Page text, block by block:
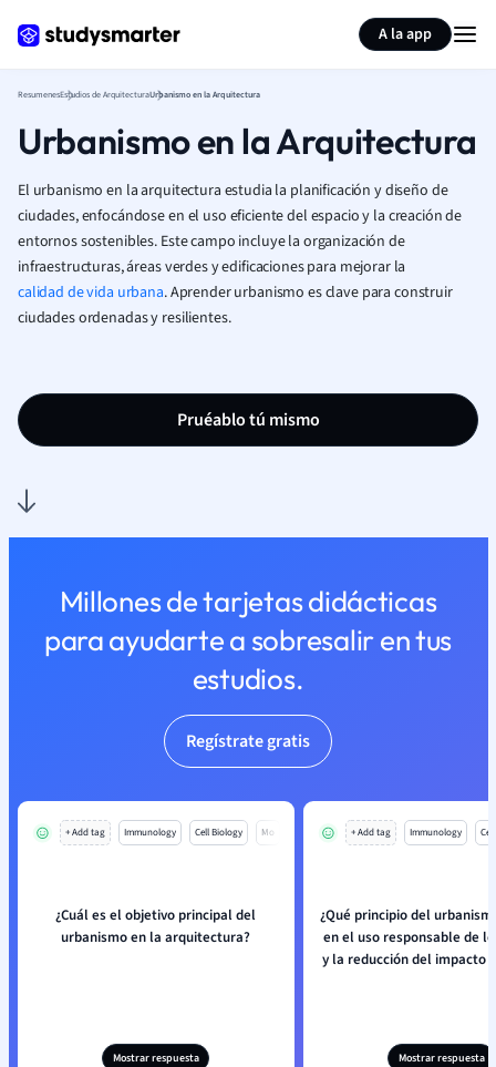
A la app
ResumenesEstudios de ArquitecturaUrbanismo en la Arquitectura
Urbanismo en la Arquitectura
El urbanismo en la arquitectura estudia la planificación y diseño de
ciudades, enfocándose en el uso eficiente del espacio y la creación de
entornos sostenibles. Este campo incluye la organización de
infraestructuras, áreas verdes y edificaciones para mejorar la
calidad de vida urbana. Aprender urbanismo es clave para construir
ciudades ordenadas y resilientes.
Pruéablo tú mismo
Millones de tarjetas didácticas
para ayudarte a sobresalir en tus
estudios.
Regístrate gratis
+ Add tag Immunology Cell Biology Mo
¿Cuál es el objetivo principal del
urbanismo en la arquitectura?
Mostrar respuesta
+ Add tag Immunology
¿Qué principio del
en el uso responsable de
y la reducción del impacto
Mostrar respuesta
Resumir página